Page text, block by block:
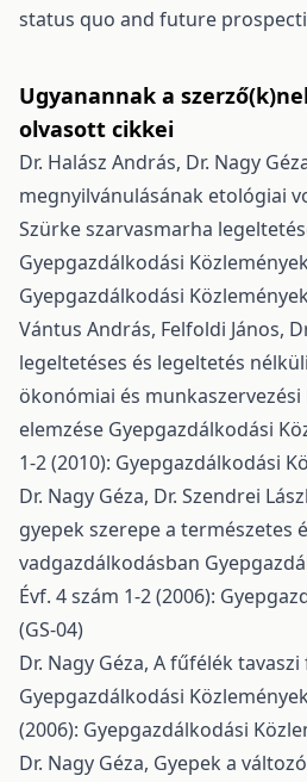
status quo and future
Ugyanannak a
olvasott cikkei
Dr. Halász András, Dr. Nagy
megnyilvánulásának etológiai
Szürke szarvasmarha
Gyepgazdálkodási
Gyepgazdálkodási
Vántus András, Felfoldi János,
legeltetéses és legeltetés
ökonómiai és
elemzése Gyepgazdálkodási
1-2 (2010): Gyepgazdálkodási
Dr. Nagy Géza, Dr. Szendrei
gyepek szerepe a természetes
vadgazdálkodásban
Évf. 4 szám 1-2 (2006):
(GS-04)
Dr. Nagy Géza, A fűfélék
Gyepgazdálkodási
(2006): Gyepgazdálkodási
Dr. Nagy Géza, Gyepek a